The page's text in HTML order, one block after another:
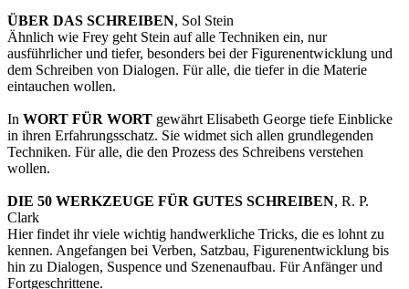
ÜBER DAS SCHREIBEN, Sol Stein
Ähnlich wie Frey geht Stein auf alle Techniken ein, nur
ausführlicher und tiefer, besonders bei der Figurenentwicklung und
dem Schreiben von Dialogen. Für alle, die tiefer in die Materie
eintauchen wollen.
In WORT FÜR WORT gewährt Elisabeth George tiefe Einblicke
in ihren Erfahrungsschatz. Sie widmet sich allen grundlegenden
Techniken. Für alle, die den Prozess des Schreibens verstehen
wollen.
DIE 50 WERKZEUGE FÜR GUTES SCHREIBEN, R. P.
Clark
Hier findet ihr viele wichtig handwerkliche Tricks, die es lohnt zu
kennen. Angefangen bei Verben, Satzbau, Figurenentwicklung bis
hin zu Dialogen, Suspence und Szenenaufbau. Für Anfänger und
Fortgeschrittene.